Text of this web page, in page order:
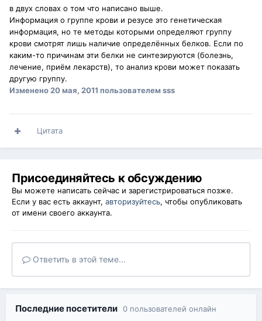
в двух словах о том что написано выше.
Информация о группе крови и резусе это генетическая
информация, но те методы которыми определяют группу
крови смотрят лишь наличие определённых белков. Если по
каким-то причинам эти белки не синтезируются (болезнь,
лечение, приём лекарств), то анализ крови может показать
другую группу.
Изменено20 мая, 2011 пользователем sss
Цитата
Присоединяйтесь к обсуждению
Вы можете написать сейчас и зарегистрироваться позже.
Если у вас есть аккаунт, авторизуйтесь, чтобы опубликовать
от имени своего аккаунта.
Ответить в этой теме...
Последние посетители 0 пользователей онлайн